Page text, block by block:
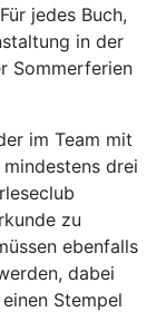
jedes Buch,
in der
Sommerferien
im Team mit
drei
zu
ebenfalls
dabei
Stempel